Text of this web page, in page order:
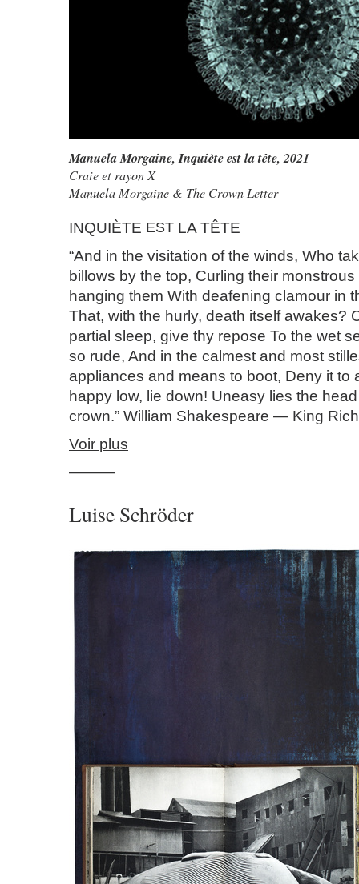
Manuela Morgaine,Inquiète est la tête, 2021
Craie et rayon X
Manuela Morgaine & The Crown Letter
INQUIÈTE EST LA TÊTE
“And in the visitation of the winds, Who
billows by the top, Curling their
hanging them With deafening clamour in
That, with the hurly, death itself awakes?
partial sleep, give thy repose To the wet
so rude, And in the calmest and most
appliances and means to boot, Deny it to
happy low, lie down! Uneasy lies the
crown.” William Shakespeare — King
Voir plus
———
Luise Schröder